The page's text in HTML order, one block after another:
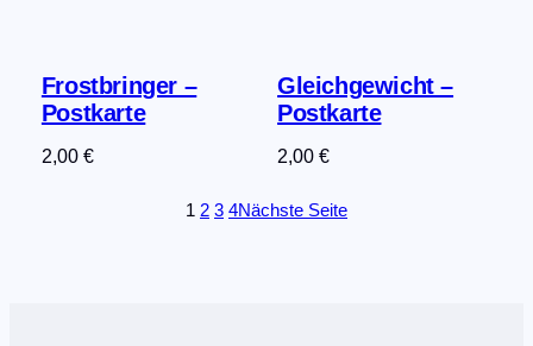
Frostbringer –
Postkarte
2,00 €
Gleichgewicht –
Postkarte
2,00€
1 2 3 4Nächste Seite